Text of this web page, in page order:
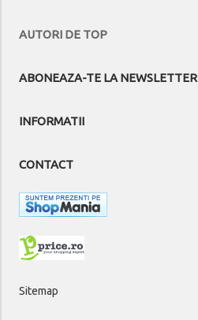
AUTORI DE TOP
ABONEAZA-TE LA NEWSLETTER
INFORMATII
CONTACT
Sitemap